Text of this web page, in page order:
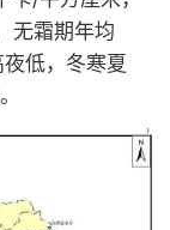
无霜期年均
低，冬寒夏